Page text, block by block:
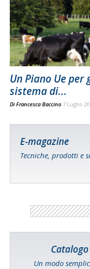
Un Piano Ue
sistema di...
Di Francesca Baccino 7 Luglio
E-magazine
Tecniche, prodotti e
Un modo